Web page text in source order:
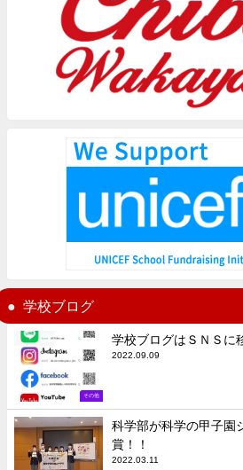
学校ブログ
その他
学校ブログはＳＮＳに
2022.09.09
科学部が科学の甲子園
賞！！
2022.03.11